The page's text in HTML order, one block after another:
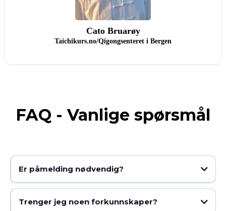
Cato Bruarøy
Taichikurs.no/Qigongsenteret i Bergen
FAQ - Vanlige spørsmål
Er påmelding nødvendig?
Trenger jeg noen forkunnskaper?